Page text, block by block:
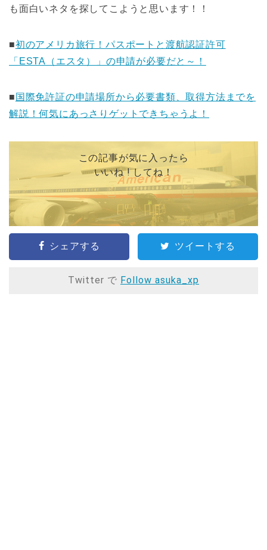
も面白いネタを探してこようと思います！！
■初のアメリカ旅行！パスポートと渡航認証許可
「ESTA（エスタ）」の申請が必要だと～！
■ 国際免許証の申請場所から必要書類、取得方法までを
解説！何気にあっさりゲットできちゃうよ！
この記事が気に入ったら
いいね ! してね！
シェアする ツイートする
Twitter で Follow asuka_xp